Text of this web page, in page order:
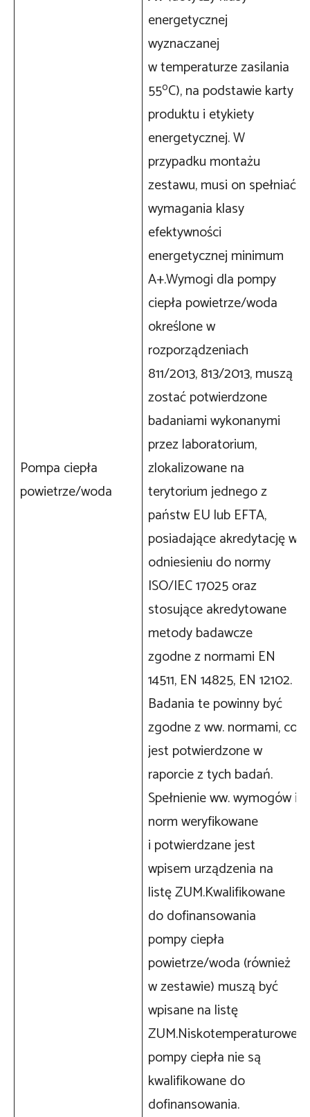
Pompa ciepła
powietrze/woda
energetycznej
wyznaczanej
w temperaturze zasilania
55oC), na podstawie karty
produktu i etykiety
energetycznej. W
przypadku montażu
zestawu, musi on spełniać
wymagania klasy
efektywności
energetycznej minimum
A+.Wymogi dla pompy
ciepła powietrze/woda
określone w
rozporządzeniach
811/2013, 813/2013, muszą
zostać potwierdzone
badaniami wykonanymi
przez laboratorium,
zlokalizowane na
terytorium jednego z
państw EU lub EFTA,
posiadające akredytację w
odniesieniu do normy
ISO/IEC 17025 oraz
stosujące akredytowane
metody badawcze
zgodne z normami EN
14511, EN 14825, EN 12102.
Badania te powinny być
zgodne z ww. normami, co
jest potwierdzone w
raporcie z tych badań.
Spełnienie ww. wymogów i
norm weryfikowane
i potwierdzane jest
wpisem urządzenia na
listę ZUM.Kwalifikowane
do dofinansowania
pompy ciepła
powietrze/woda (również
w zestawie) muszą być
wpisane na listę
ZUM.Niskotemperaturowe
pompy ciepła nie są
kwalifikowane do
dofinansowania.